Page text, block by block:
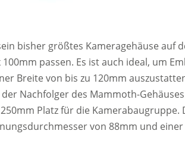
bisher größtes Kameragehäuse auf
passen. Es ist auch ideal, um
Breite von bis zu 120mm
Nachfolger des Mammoth-
Platz für die
von 88mm und